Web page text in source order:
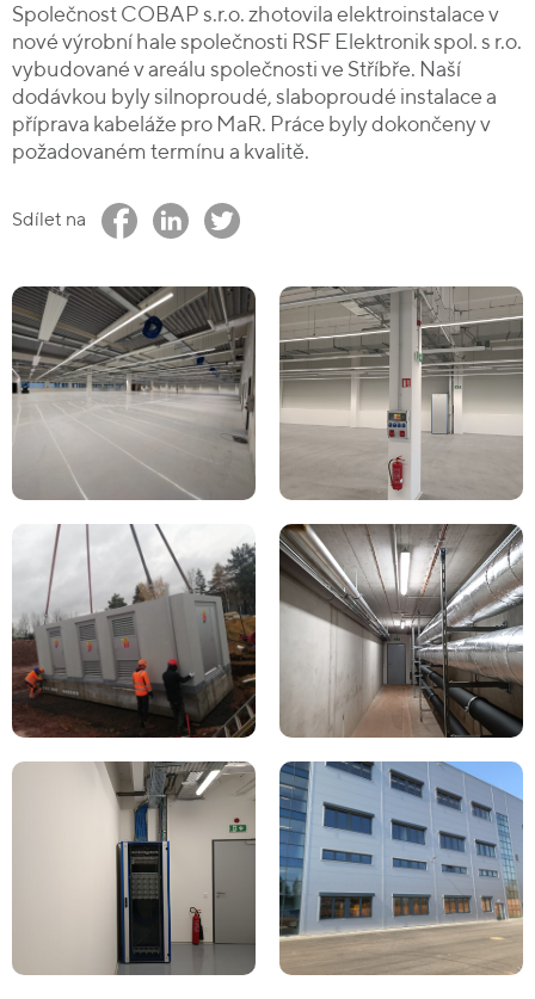
Společnost COBAP s.r.o. zhotovila elektroinstalace v
nové výrobní hale společnosti RSF Elektronik spol. s r.o.
vybudované v areálu společnosti ve Stříbře. Naší
dodávkou byly silnoproudé, slaboproudé instalace a
příprava kabeláže pro MaR. Práce byly dokončeny v
požadovaném termínu a kvalitě.
Sdílet na